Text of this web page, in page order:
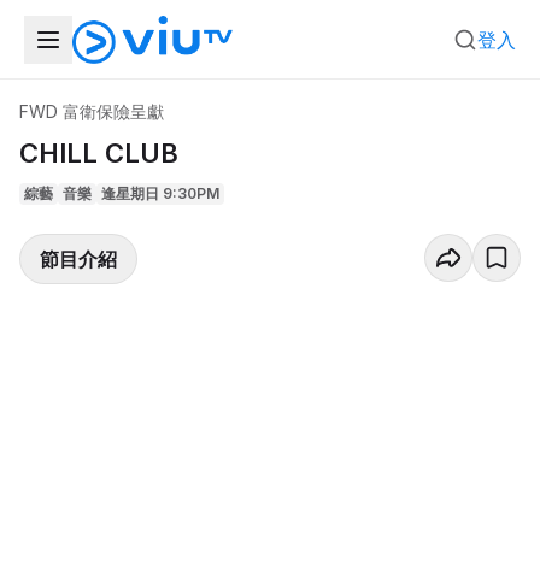
登入
FWD 富衛保險呈獻
CHILL CLUB
綜藝 音樂 逢星期日 9:30PM
節目介紹